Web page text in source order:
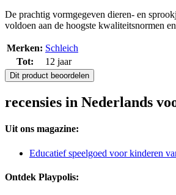
De prachtig vormgegeven dieren- en
voldoen aan de hoogste kwaliteitsnormen
Merken: Schleich
Tot:
12 jaar
Dit product beoordelen
recensies in Nederlands
Uit ons magazine:
Educatief speelgoed voor kinderen
Ontdek Playpolis: